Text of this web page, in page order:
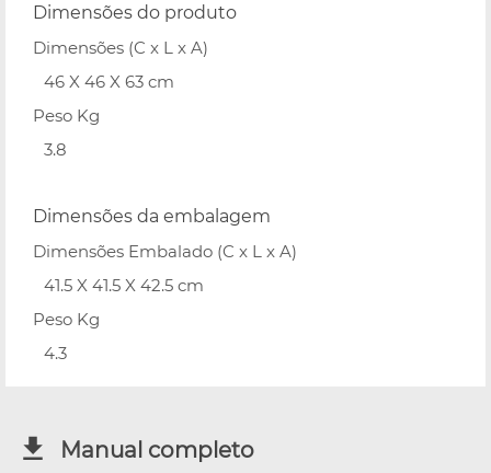
Dimensões do produto
Dimensões (C x L x A)
46 X 46 X 63 cm
Peso Kg
3.8
Dimensões da embalagem
Dimensões Embalado (C x L x A)
41.5 X 41.5 X 42.5 cm
Peso Kg
4.3
Manual completo